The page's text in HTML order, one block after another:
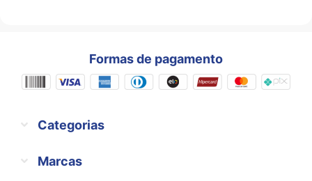
Formas de pagamento
Categorias
Marcas